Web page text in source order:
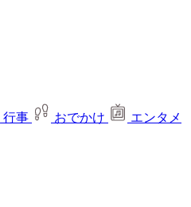
行事 おでかけ
エンタメ